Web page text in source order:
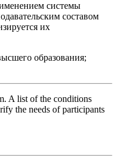
системы
составом
их
образования;
A list of the conditions
the needs of participants